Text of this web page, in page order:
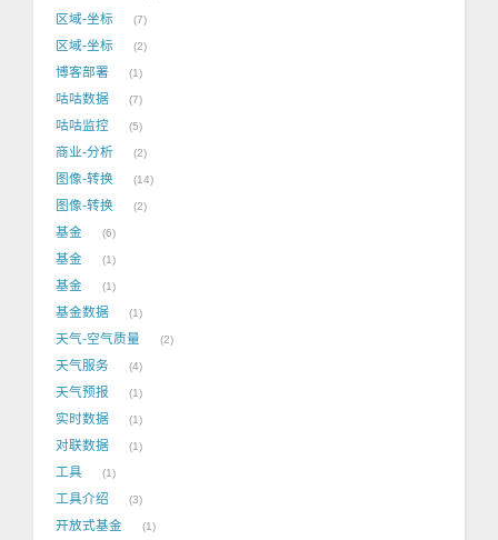
区域-坐标 7
区域-坐标 2
博客部署 1
咕咕数据 7
咕咕监控 5
商业-分析 2
图像-转换 14
图像-转换 2
基金 6
基金 1
基金 1
基金数据 1
天气-空气质量 2
天气服务 4
天气预报 1
实时数据 1
对联数据 1
工具 1
工具介绍 3
开放式基金 1